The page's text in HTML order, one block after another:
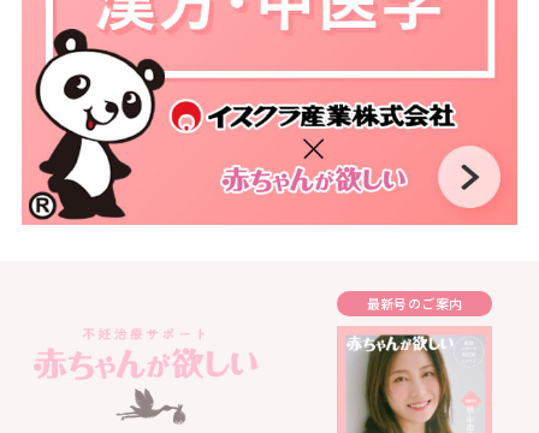
最新号のご案内